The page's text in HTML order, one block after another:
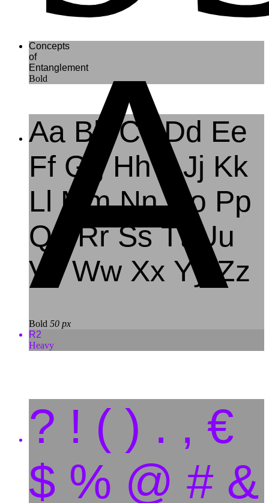
A
Concepts
of
Entanglement
Bold
Aa Bb Cc Dd Ee
Ff Gg Hh Ii Jj Kk
Ll Mm Nn Oo Pp
Qq Rr Ss Tt Uu
Vv Ww Xx Yy Zz
Bold 50 px
R2
Heavy
? ! ( ) . , €
$ % @ # &